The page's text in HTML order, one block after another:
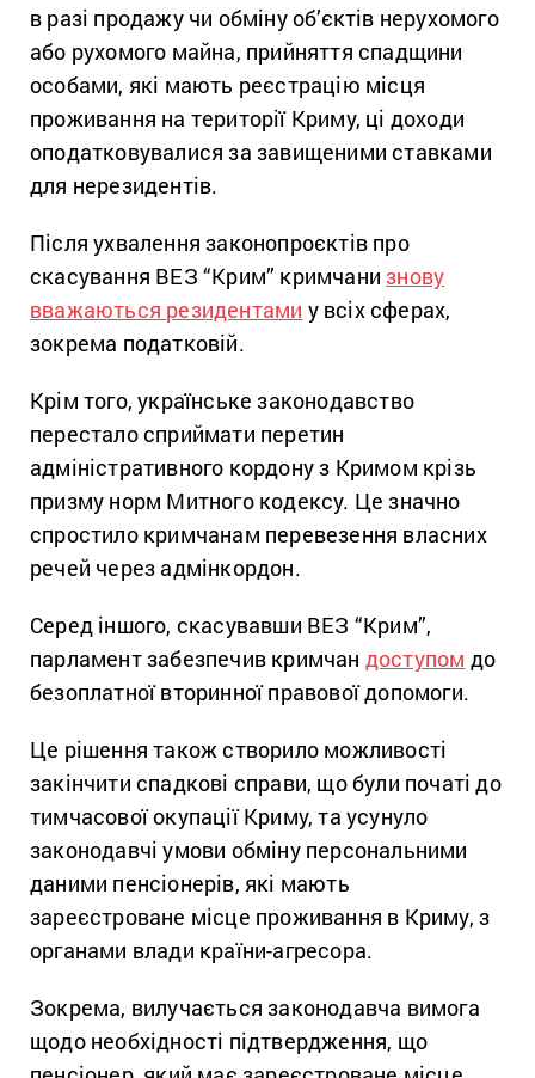
в разі продажу чи обміну об’єктів нерухомого
або рухомого майна, прийняття спадщини
особами, які мають реєстрацію місця
проживання на території Криму, ці доходи
оподатковувалися за завищеними ставками
для нерезидентів.
Після ухвалення законопроєктів про
скасування ВЕЗ “Крим” кримчанизнову
вважаються резидентами у всіх сферах,
зокрема податковій.
Крім того, українське законодавство
перестало сприймати перетин
адміністративного кордону з Кримом крізь
призму норм Митного кодексу. Це значно
спростило кримчанам перевезення власних
речей через адмінкордон.
Серед іншого, скасувавши ВЕЗ “Крим”,
парламент забезпечив кримчан доступом до
безоплатної вторинної правової допомоги.
Це рішення також створило можливості
закінчити спадкові справи, що були початі до
тимчасової окупації Криму, та усунуло
законодавчі умови обміну персональними
даними пенсіонерів, які мають
зареєстроване місце проживання в Криму, з
органами влади країни-агресора.
Зокрема, вилучається законодавча вимога
щодо необхідності підтвердження, що